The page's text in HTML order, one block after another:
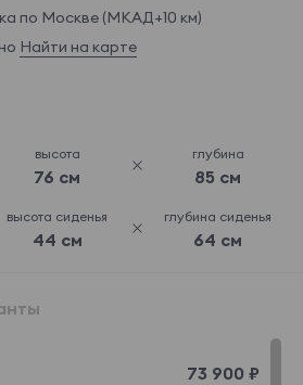
по Москве (МКАД+10 км)
Найти на карте
высота
76 см
глубина
85 см
высота сиденья
44 см
глубина сиденья
64 см
73 900 ₽